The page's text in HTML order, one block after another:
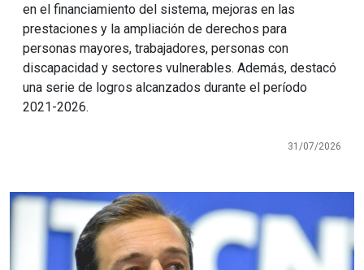
en el financiamiento del sistema, mejoras en las
prestaciones y la ampliación de derechos para
personas mayores, trabajadores, personas con
discapacidad y sectores vulnerables. Además, destacó
una serie de logros alcanzados durante el período
2021-2026.
31/07/2026
Imagen